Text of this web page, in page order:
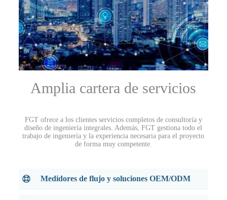
Amplia cartera de servicios
FGT ofrece a los clientes servicios completos de consultoría y
diseño de ingeniería integrales. Además, FGT gestiona todo el
trabajo de ingeniería y la experiencia necesaria para el proyecto
de forma muy competente.
Medidores de flujo y soluciones OEM/ODM